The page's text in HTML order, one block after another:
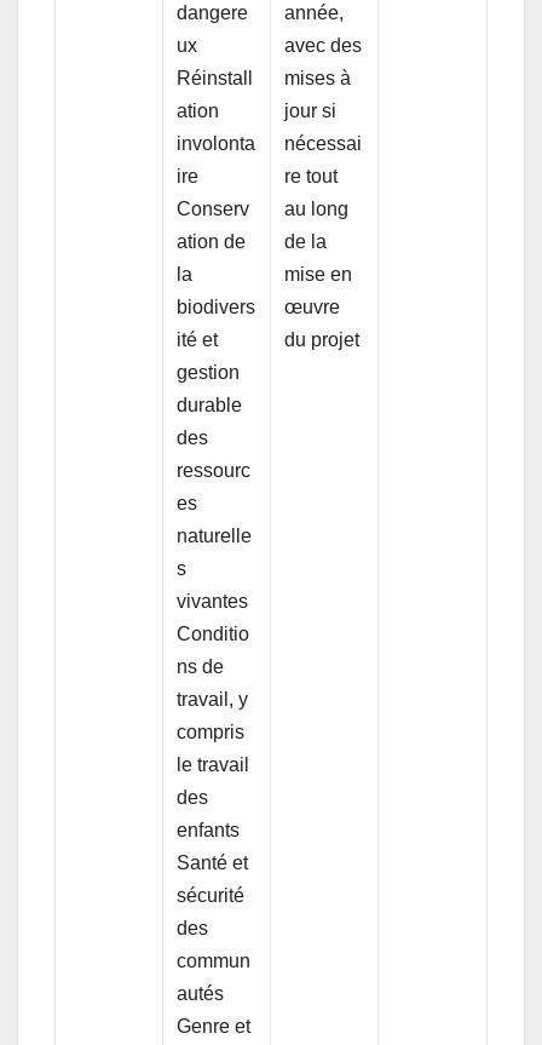
dangere
ux
Réinstall
ation
involonta
ire
Conserv
ation de
la
biodivers
ité et
gestion
durable
des
ressourc
es
naturelle
s
vivantes
Conditio
ns de
travail, y
compris
le travail
des
enfants
Santé et
sécurité
des
commun
autés
Genre et
année,
avec des
mises à
jour si
nécessai
re tout
au long
de la
mise en
œuvre
du projet